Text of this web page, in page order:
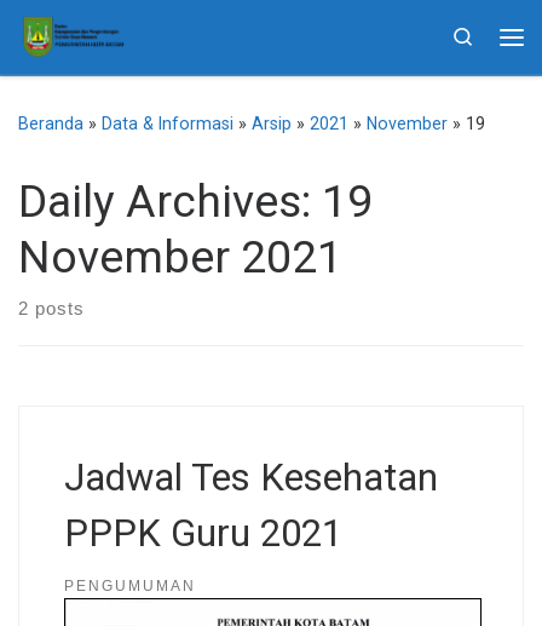
Skip to content
Search
Beranda » Data & Informasi » Arsip » 2021 » November » 19
Daily Archives: 19
November 2021
2 posts
Jadwal Tes Kesehatan
PPPK Guru 2021
PENGUMUMAN